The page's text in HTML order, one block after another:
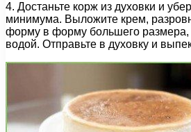
4. Достаньте корж из духовки и
минимума. Выложите крем,
форму в форму большего
водой. Отправьте в духовку и